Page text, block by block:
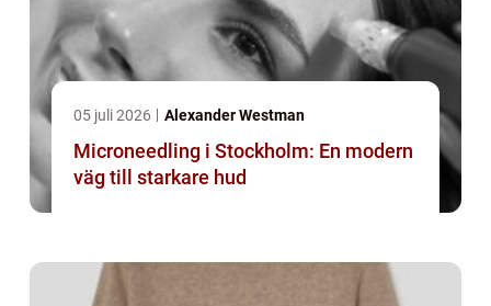
05 juli 2026 Alexander Westman
Microneedling i Stockholm: En modern
väg till starkare hud